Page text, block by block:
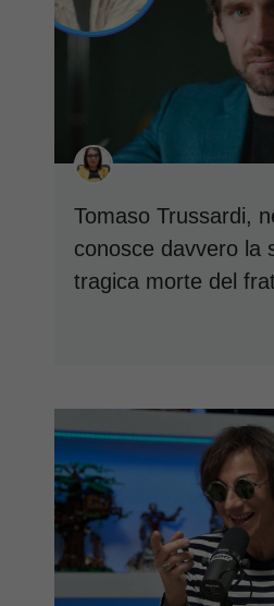
Tomaso Trussardi,
conosce davvero la
tragica morte del